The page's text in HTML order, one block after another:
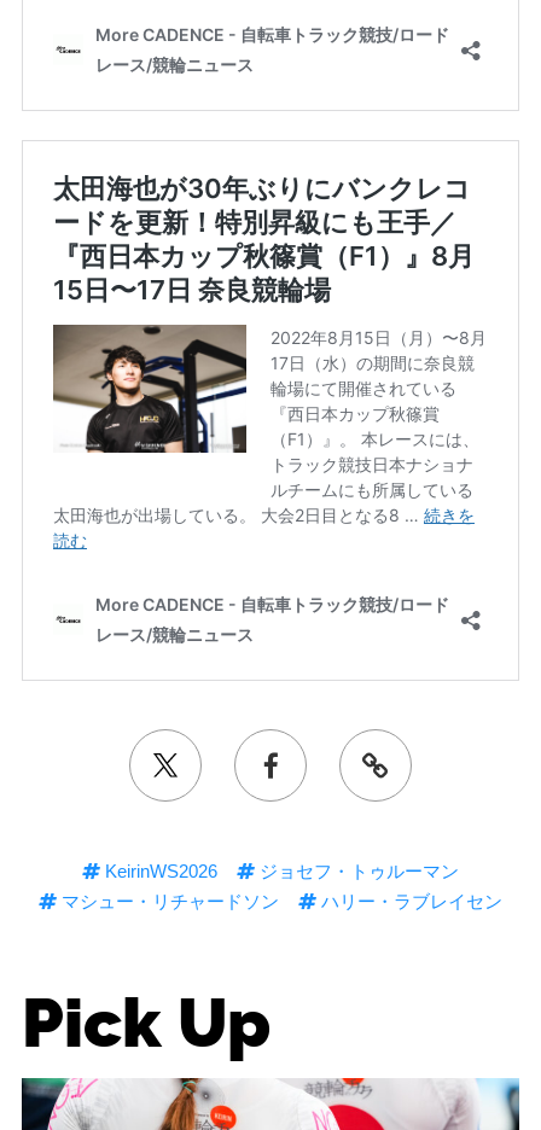
KeirinWS2026
ジョセフ・トゥルーマン
マシュー・リチャードソン
ハリー・ラブレイセン
Pick Up